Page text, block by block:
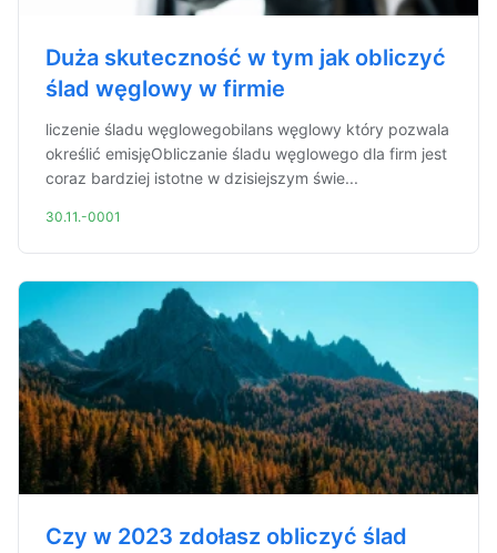
Duża skuteczność w tym jak obliczyć
ślad węglowy w firmie
liczenie śladu węglowegobilans węglowy który pozwala
określić emisjęObliczanie śladu węglowego dla firm jest
coraz bardziej istotne w dzisiejszym świe...
30.11.-0001
Czy w 2023 zdołasz obliczyć ślad